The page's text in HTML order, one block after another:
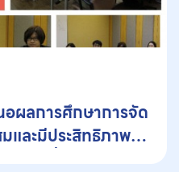
อผลการศึกษาการจัด
และมีประสิทธิภาพ